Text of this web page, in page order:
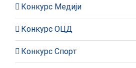
Конкурс Медији
Конкурс ОЦД
Конкурс Спорт